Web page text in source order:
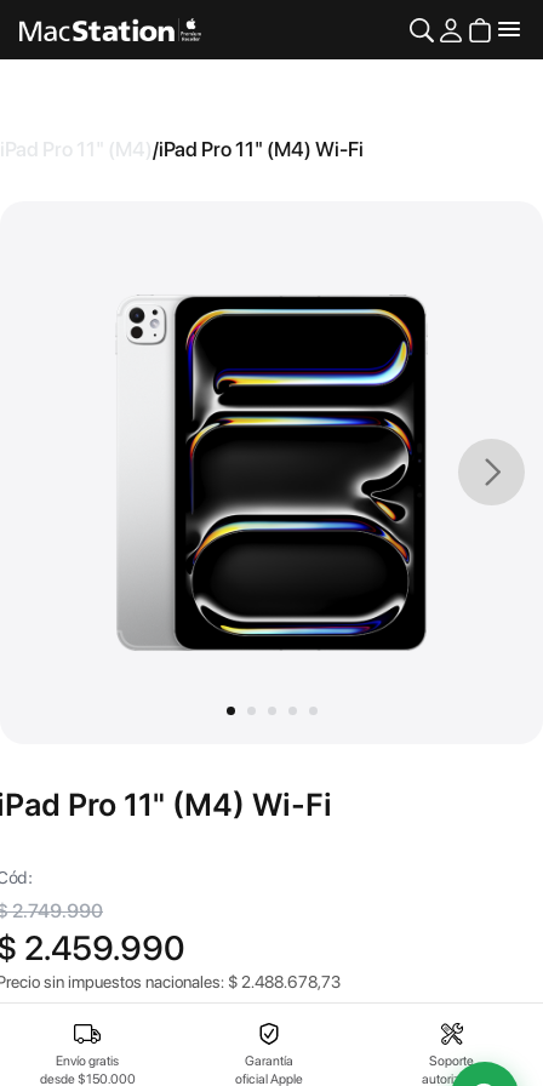
iPad Pro 11" (M4)/iPad Pro 11" (M4) Wi-Fi
Pro 11" (M4) Wi-Fi
2.749.990
2.459.990
sin impuestos nacionales: $2.488.678,73
Envío gratis
desde $150.000
Garantía
oficial Apple
Soporte
autorizado